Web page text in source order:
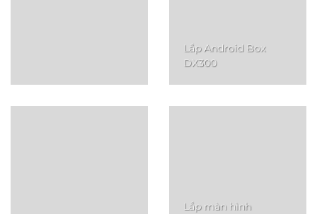
Lắp Android Box
DX300
Lắp màn hình